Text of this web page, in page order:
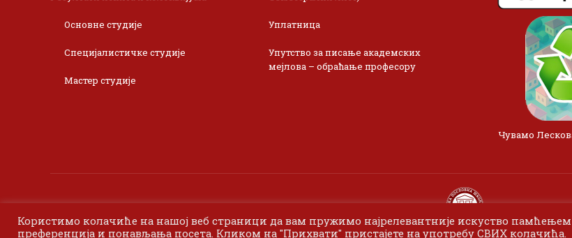
Основне студије
Специјалистичке студије
Мастер студије
Уплатница
Упутство за писање академских
мејлова – обраћање професору
Чувамо
Користимо колачиће на нашој веб страници да вам пружимо најрелевантније искуство памћењем
преференција и понављања посета. Кликом на "Прихвати" пристајете на употребу СВИХ колачића.